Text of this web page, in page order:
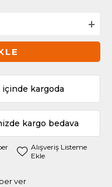
içinde kargoda
kargo bedava
Alışveriş Listeme
Ekle
ver